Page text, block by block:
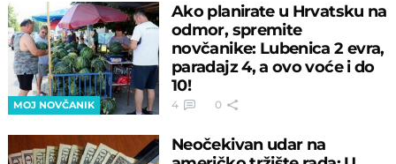
MOJ NOVČANIK
Ako planirate u Hrvatsku na
odmor, spremite
novčanike: Lubenica 2 evra,
paradajz 4, a ovo voće i do
10!
4 0
Neočekivan udar na